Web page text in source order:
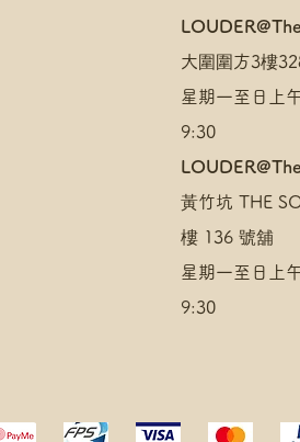
大圍圍方3樓
星期一至日上
9:30
黃竹坑 THE
樓 136 號舖
星期一至日上
9:30